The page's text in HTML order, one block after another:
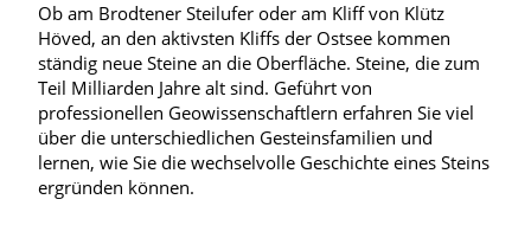
Ob am Brodtener Steilufer oder am Kliff von Klütz
Höved, an den aktivsten Kliffs der Ostsee kommen
ständig neue Steine an die Oberfläche. Steine, die zum
Teil Milliarden Jahre alt sind. Geführt von
professionellen Geowissenschaftlern erfahren Sie viel
über die unterschiedlichen Gesteinsfamilien und
lernen, wie Sie die wechselvolle Geschichte eines Steins
ergründen können.